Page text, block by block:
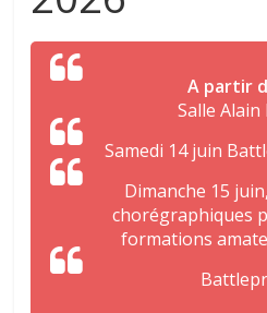
A partir
Salle
Samedi 14 juin
Dimanche 15
chorégraphiques
formations